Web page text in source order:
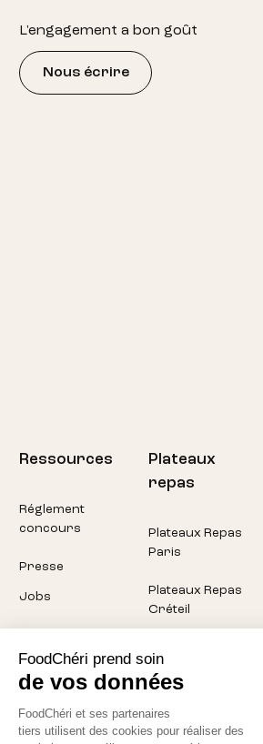
FoodChéri prend soin
de vos données
FoodChéri et ses partenaires
tiers utilisent des cookies pour réaliser des
L'engagement a bon goût
Nous écrire
Ressources
Réglement
concours
Presse
Jobs
Plateaux
repas
Plateaux Repas
Paris
Plateaux Repas
Créteil
Pantin